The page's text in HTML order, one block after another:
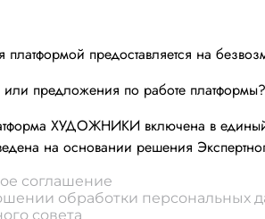
платформой предоставляется на
или предложения по работе
ХУДОЖНИКИ включена в
на основании решения
соглашение
обработки персональных
совета